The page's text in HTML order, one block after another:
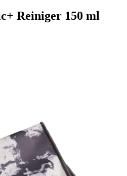
Reiniger 150 ml